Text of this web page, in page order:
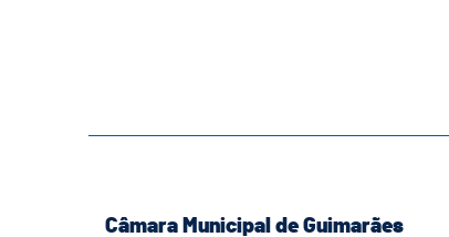
Câmara Municipal de Guimarães